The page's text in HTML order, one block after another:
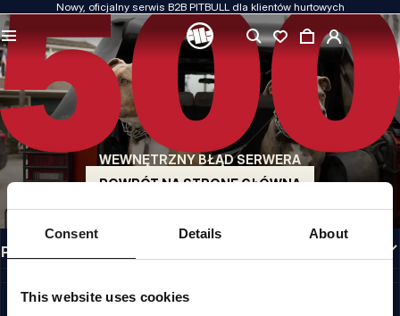
Consent Details About
This website uses cookies
Nowy, oficjalny serwis B2B PITBULL dla klientów hurtowych
WEWNĘTRZNY BŁĄD SERWERA
POWRÓT NA STRONĘ GŁÓWNĄ
JAKOŚĆ TO DLA NAS PRIORYTET
Naszą odzież produkujemy z pasją. Nie idziemy na kompromis w kwestiach
wytrzymałości, długowieczności materiałów i dbałości o detal.
US ORIGIN
Nasze korzenie sięgają San Diego z początku lat 90-tych XX wieku. Nasz styl jest
surowy, autentyczny i bezkompromisowy.
MARKA Z CHARAKTEREM
Nasze kolekcje wybierają sportowcy, fighterzy i uparci indywidualiści.
INFORMACJE
PRZYDATNE LINKI
©1997 - 2026 PITBULL SP. Z O.O. ALL RIGHTS RESERVED.
SITE CREDITS